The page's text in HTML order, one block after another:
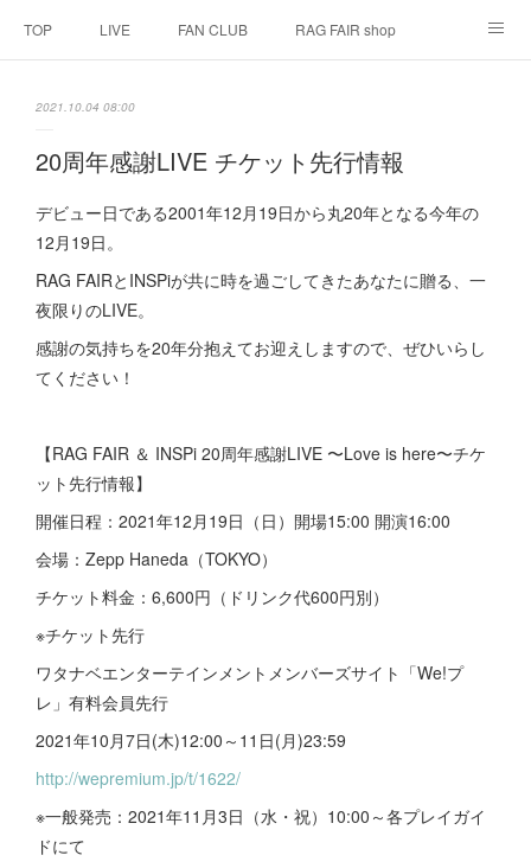
TOP LIVE FAN CLUB RAG FAIR shop
2021.10.04 08:00
20周年感謝LIVE チケット先行情報
デビュー日である2001年12月19日から丸20年となる今年の
12月19日。
RAG FAIRとINSPiが共に時を過ごしてきたあなたに贈る、一
夜限りのLIVE。
感謝の気持ちを20年分抱えてお迎えしますので、ぜひいらし
てください！
【RAG FAIR ＆ INSPi 20周年感謝LIVE 〜Love is here〜チケ
ット先行情報】
開催日程：2021年12月19日（日）開場15:00 開演16:00
会場：Zepp Haneda（TOKYO）
チケット料金：6,600円（ドリンク代600円別）
※チケット先行
ワタナベエンターテインメントメンバーズサイト「We!プ
レ」有料会員先行
2021年10月7日(木)12:00～11日(月)23:59
http://wepremium.jp/t/1622/
※一般発売：2021年11月3日（水・祝）10:00～各プレイガイ
ドにて